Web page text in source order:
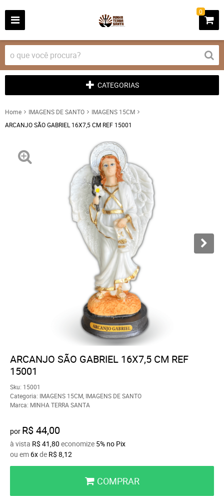
0
CATEGORIAS
Home IMAGENS DE SANTO
IMAGENS 15CM
ARCANJO SÃO GABRIEL 16X7,5 CM REF 15001
ARCANJO SÃO GABRIEL 16X7,5 CM REF
15001
Sku: 15001
Categoria: IMAGENS 15CM IMAGENS DE SANTO
Marca: MINHA TERRA SANTA
por R$ 44,00
à vista R$ 41,80 economize 5% no Pix
ou em 6xde R$ 8,12
COMPRAR